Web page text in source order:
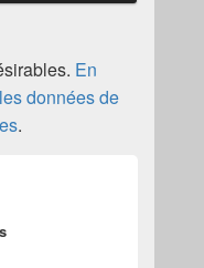
En
données de
.